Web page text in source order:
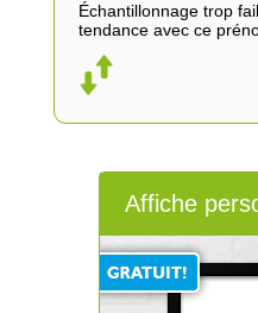
Échantillonnage trop
tendance avec ce
Affiche